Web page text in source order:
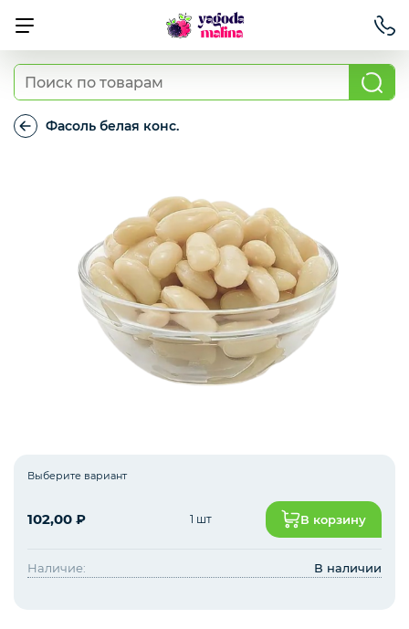
Ягода свежая
Авокадо, батат, спаржа свежая
Грибы
Фасоль белая конс.
Выберите вариант
102,00 ₽ 1 шт В корзину
Наличие: В наличии